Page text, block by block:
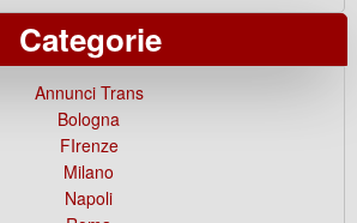
Categorie
Annunci Trans
Bologna
FIrenze
Milano
Napoli